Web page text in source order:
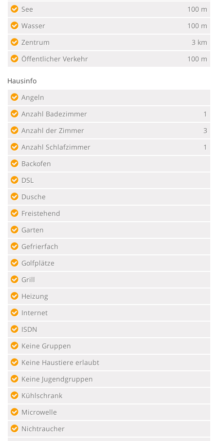
See
100 m
Wasser
100 m
Zentrum
3 km
Öffentlicher Verkehr
100 m
Hausinfo
Angeln
Anzahl Badezimmer
1
Anzahl der Zimmer
3
Anzahl Schlafzimmer
1
Backofen
DSL
Dusche
Freistehend
Garten
Gefrierfach
Golfplätze
Grill
Heizung
Internet
ISDN
Keine Gruppen
Keine Haustiere erlaubt
Keine Jugendgruppen
Kühlschrank
Microwelle
Nichtraucher